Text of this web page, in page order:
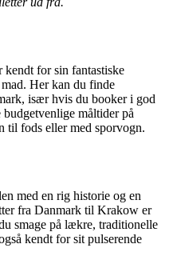
kendt for sin fantastiske
Her kan du finde
især hvis du booker i god
måltider på
til fods eller med sporvogn.
med en rig historie og en
fra Danmark til Krakow er
smage på lækre, traditionelle
kendt for sit pulserende